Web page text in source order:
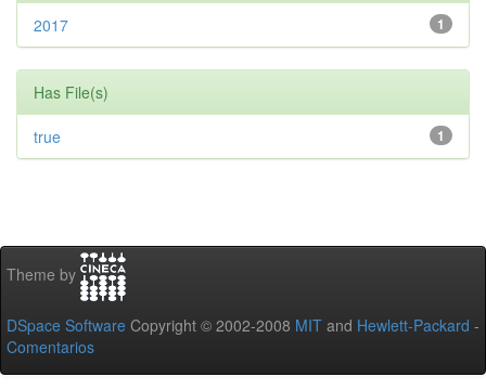
1
2017
Has File(s)
1
true
Theme by
DSpace Software Copyright © 2002-2008 MIT and Hewlett-Packard -
Comentarios